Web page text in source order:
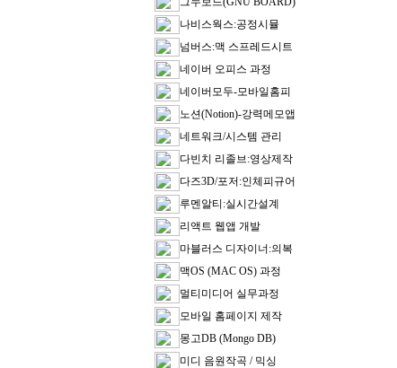
나비스웍스:공정시뮬
넘버스:맥 스프레드시트
네이버 오피스 과정
네이버모두-모바일홈피
노션(Notion)-강력메모앱
네트워크/시스템 관리
다빈치 리졸브:영상제작
다즈3D/포저:인체피규어
루멘알티:실시간설계
리액트 웹앱 개발
마블러스 디자이너:의복
맥OS (MAC OS) 과정
멀티미디어 실무과정
모바일 홈페이지 제작
몽고DB (Mongo DB)
미디 음원작곡 / 믹싱